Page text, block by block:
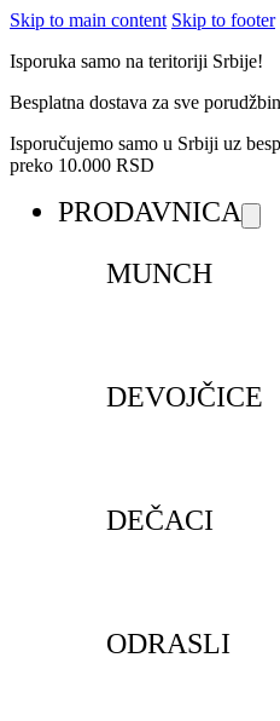
Skip to main content Skip to footer
Isporuka samo na teritoriji Srbije!
Besplatna dostava za sve
Isporučujemo samo u Srbiji uz
preko 10.000 RSD
PRODAVNICA
MUNCH
DEVOJČICE
DEČACI
ODRASLI